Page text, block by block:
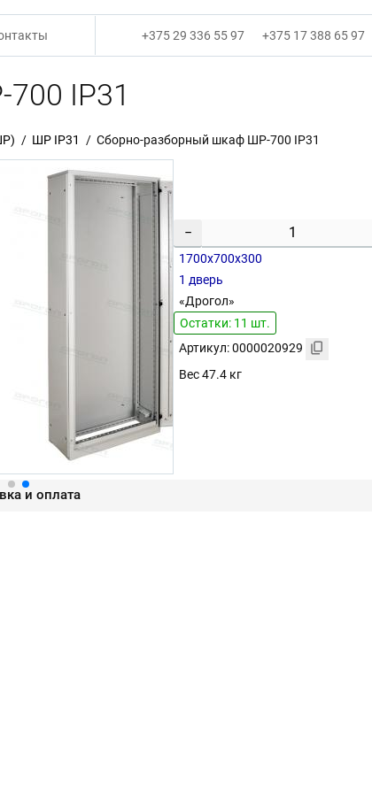
+375 29 336 55 97 +375 17 388 65 97
IP31
ШР IP31 Сборно-разборный шкаф ШР-700 IP31
−
1700х700х300
1 дверь
«Дрогол»
Остатки: 11 шт.
Артикул: 0000020929
Вес 47.4 кг
и оплата